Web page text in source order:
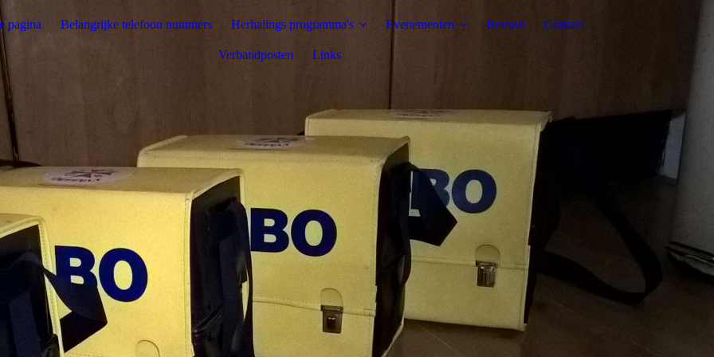
pagina Belangrijke telefoon nummers Herhalings programma's Evenementen Bestuur Contact
Verbandposten Links